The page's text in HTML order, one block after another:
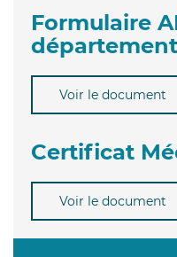
Formulaire
Voir le document
Certificat
Voir le document